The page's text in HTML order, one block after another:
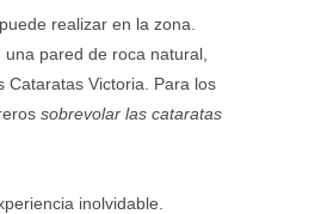
realizar en la zona.
, una pared de roca natural,
Cataratas Victoria. Para los
sobrevolar las cataratas
inolvidable.